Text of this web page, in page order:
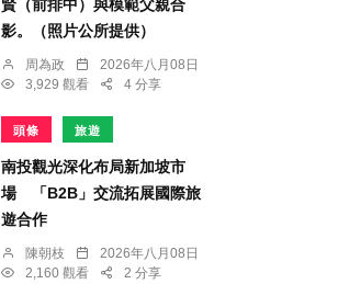
賢（前排中）與模範父親合
影。（照片公所提供）
周為政
2026年八月08日
3,929 觀看
4 分享
頭條 旅遊
南投觀光深化布局新加坡市
場 「B2B」交流拓展國際旅
遊合作
陳朝枝
2026年八月08日
2,160 觀看
2 分享